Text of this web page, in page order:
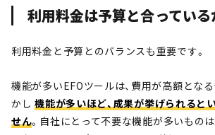
利用料金は予算と合っている
利用料金と予算とのバランスも重要です。
機能が多いEFOツールは、費用が高額とな
かし機能が多いほど、成果が挙げられると
せん。自社にとって不要な機能が多いもの